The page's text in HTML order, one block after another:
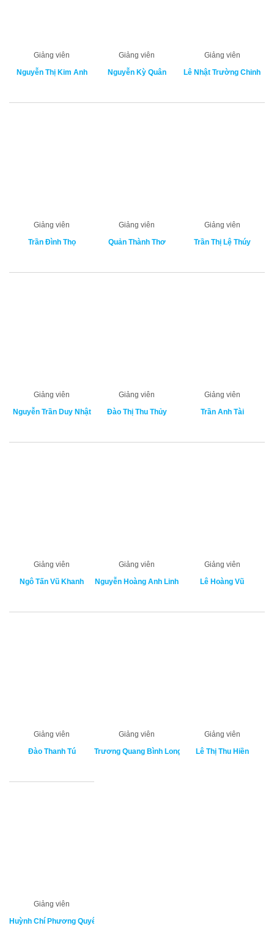
Giảng viên
Nguyễn Thị Kim Anh
Giảng viên
Nguyễn Kỳ Quân
Giảng viên
Lê Nhật Trường Chinh
Giảng viên
Trần Đình Thọ
Giảng viên
Quản Thành Thơ
Giảng viên
Trần Thị Lệ Thúy
Giảng viên
Nguyễn Trần Duy Nhật
Giảng viên
Đào Thị Thu Thủy
Giảng viên
Trần Anh Tài
Giảng viên
Ngô Tấn Vũ Khanh
Giảng viên
Nguyễn Hoàng Anh Linh
Giảng viên
Lê Hoàng Vũ
Giảng viên
Đào Thanh Tú
Giảng viên
Trương Quang Bình Long
Giảng viên
Lê Thị Thu Hiền
Giảng viên
Huỳnh Chí Phương Quyên